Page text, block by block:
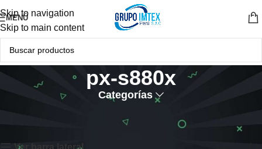
Skip to navigation
Skip to main content
MENÚ
px-s880x
Categorías
Ver barra lateral